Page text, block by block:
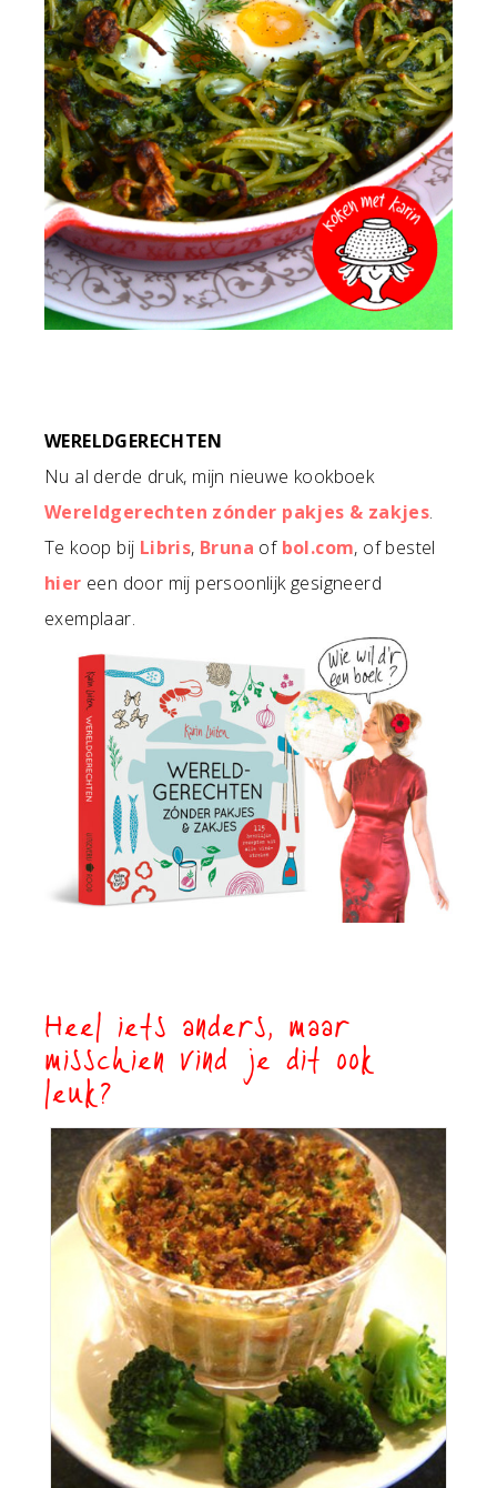
WERELDGERECHTEN
Nu al derde druk, mijn nieuwe kookboek
Wereldgerechten zónder pakjes & zakjes.
Te koop bij Libris, Bruna of bol.com, of bestel
hier een door mij persoonlijk gesigneerd
exemplaar.
Heel iets anders, maar
misschien vind je dit ook
leuk?